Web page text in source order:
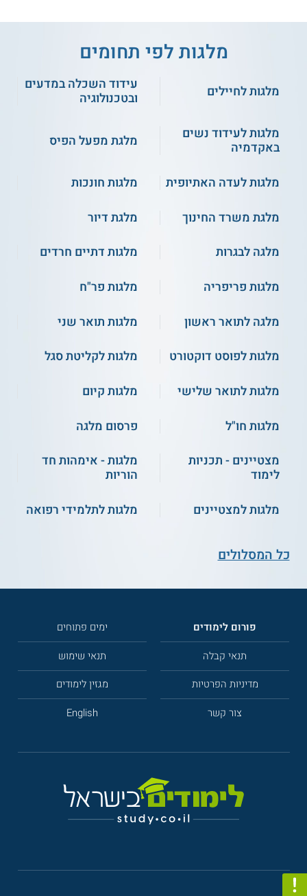
מלגות לפי תחומים
מלגות לחיילים
עידוד השכלה במדעים
ובטכנולוגיה
מלגות לעידוד נשים
באקדמיה
מלגת מפעל הפיס
מלגות לעדה האתיופית
מלגות חונכות
מלגת משרד החינוך
מלגת דיור
מלגה לבגרות
מלגות דתיים חרדים
מלגות פריפריה
מלגות פר"ח
מלגה לתואר ראשון
מלגות תואר שני
מלגות לפוסט דוקטורט
מלגות לקליטת סגל
מלגות לתואר שלישי
מלגות קיום
מלגות חו"ל
פרסום מלגה
מצטיינים - תכניות
לימוד
מלגות - אימהות חד
הוריות
מלגות למצטיינים
מלגות לתלמידי רפואה
כל המסלולים
פורום לימודים
ימים פתוחים
תנאי קבלה
תנאי שימוש
מדיניות הפרטיות
מגזין לימודים
צור קשר
English